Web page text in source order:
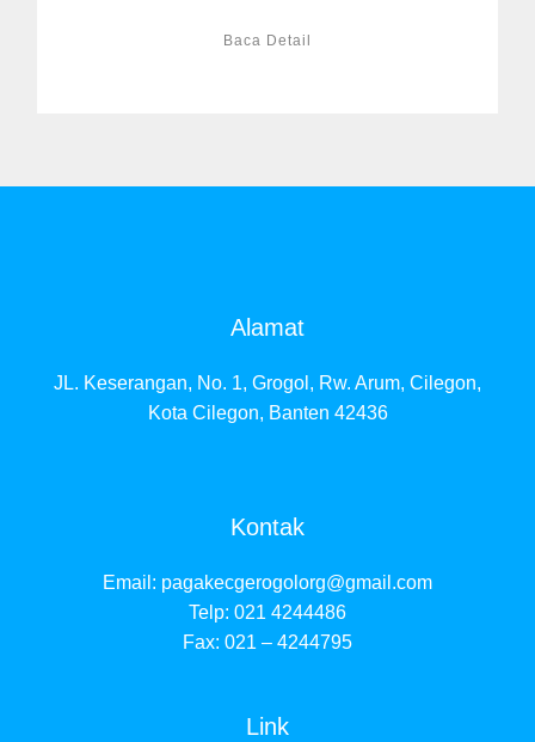
Baca Detail
Alamat
JL. Keserangan, No. 1, Grogol, Rw. Arum, Cilegon,
Kota Cilegon, Banten 42436
Kontak
Email: pagakecgerogolorg@gmail.com
Telp: 021 4244486
Fax: 021 – 4244795
Link